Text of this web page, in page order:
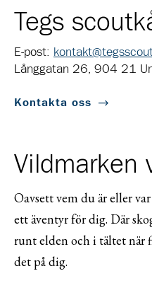
Tegs
E-post:
Långgatan 26, 904 21
Kontakta oss
Vildmarken
Oavsett vem du är eller
ett äventyr för dig. Där
runt elden och i tältet när
det på dig.